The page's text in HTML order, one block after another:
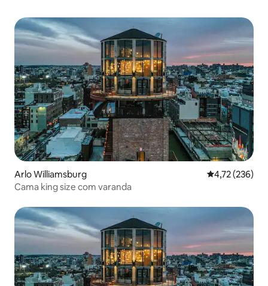
Arlo Williamsburg 4,72 de uma
4,72 (236)
Cama king size com varanda